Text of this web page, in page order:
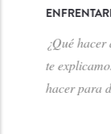
PROYECTO
SEXUAL Y LA